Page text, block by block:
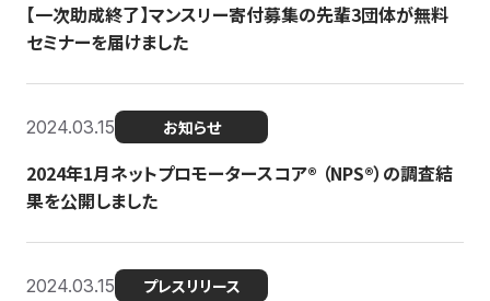
【一次助成終了】マンスリー寄付募集の先輩3団体が無料
セミナーを届けました
2024.03.15 お知らせ
2024年1月ネットプロモータースコア®︎ （NPS®︎）の調査結
果を公開しました
2024.03.15 プレスリリース